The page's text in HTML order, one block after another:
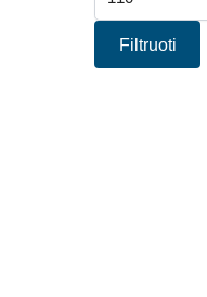
kaina
Filtruoti